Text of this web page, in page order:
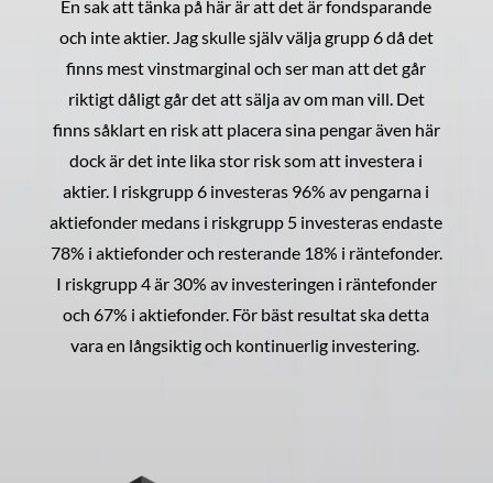
En sak att tänka på här är att det är fondsparande
och inte aktier. Jag skulle själv välja grupp 6 då det
finns mest vinstmarginal och ser man att det går
riktigt dåligt går det att sälja av om man vill. Det
finns såklart en risk att placera sina pengar även här
dock är det inte lika stor risk som att investera i
aktier. I riskgrupp 6 investeras 96% av pengarna i
aktiefonder medans i riskgrupp 5 investeras endaste
78% i aktiefonder och resterande 18% i räntefonder.
I riskgrupp 4 är 30% av investeringen i räntefonder
och 67% i aktiefonder. För bäst resultat ska detta
vara en långsiktig och kontinuerlig investering.